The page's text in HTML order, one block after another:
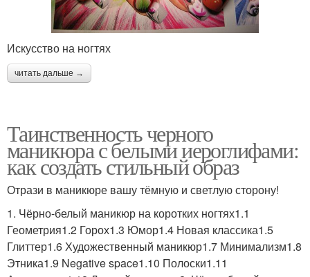
Искусство на ногтях
читать дальше →
Таинственность черного
маникюра с белыми иероглифами:
как создать стильный образ
Отрази в маникюре вашу тёмную и светлую сторону!
1. Чёрно-белый маникюр на коротких ногтях1.1
Геометрия1.2 Горох1.3 Юмор1.4 Новая классика1.5
Глиттер1.6 Художественный маникюр1.7 Минимализм1.8
Этника1.9 Negative space1.10 Полоски1.11